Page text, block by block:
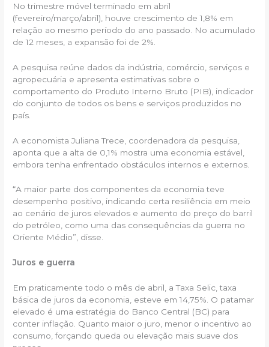
No trimestre móvel terminado em abril
(fevereiro/março/abril), houve crescimento de 1,8% em
relação ao mesmo período do ano passado. No acumulado
de 12 meses, a expansão foi de 2%.
A pesquisa reúne dados da indústria, comércio, serviços e
agropecuária e apresenta estimativas sobre o
comportamento do Produto Interno Bruto (PIB), indicador
do conjunto de todos os bens e serviços produzidos no
país.
A economista Juliana Trece, coordenadora da pesquisa,
aponta que a alta de 0,1% mostra uma economia estável,
embora tenha enfrentado obstáculos internos e externos.
“A maior parte dos componentes da economia teve
desempenho positivo, indicando certa resiliência em meio
ao cenário de juros elevados e aumento do preço do barril
do petróleo, como uma das consequências da guerra no
Oriente Médio”, disse.
Juros e guerra
Em praticamente todo o mês de abril, a Taxa Selic, taxa
básica de juros da economia, esteve em 14,75%. O patamar
elevado é uma estratégia do Banco Central (BC) para
conter inflação. Quanto maior o juro, menor o incentivo ao
consumo, forçando queda ou elevação mais suave dos